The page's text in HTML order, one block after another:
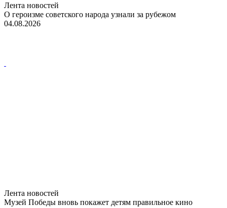
Лента новостей
О героизме советского народа узнали за рубежом
04.08.2026
Лента новостей
Музей Победы вновь покажет детям правильное кино